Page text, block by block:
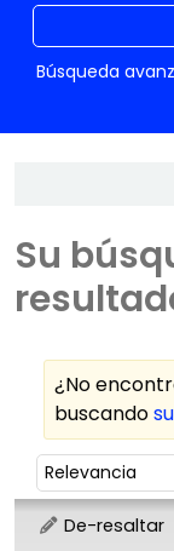
Búsqueda
Su
¿No
buscando
Ordenar
Ordenar por:
De-resaltar